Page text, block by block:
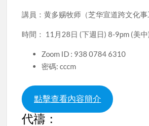
講員：黄多赐牧师（芝华宣道跨文化事
時間： 11月28日 (下週日) 8-9pm (美中
Zoom ID : 938 0784 6310
密碼: cccm
點擊查看內容簡介
代禱：